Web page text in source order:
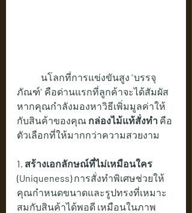
ภัณฑ์" คือด่านแรกที่ลูกค้าจะได้สัมผัส
หากคุณกำลังมองหาวิธีเพิ่มมูลค่าให้
กับสินค้าของคุณ กล่องไม้แท้สั่งทำ คือ
ตัวเลือกที่ให้มากกว่าความสวยงาม
1. สร้างเอกลักษณ์ที่ไม่เหมือนใคร
(Uniqueness) การสั่งทำพิเศษช่วยให้
คุณกำหนดขนาดและรูปทรงที่เหมาะ
สมกับสินค้าได้พอดี เหมือนในภาพ